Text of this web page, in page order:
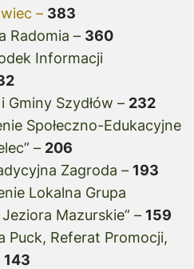
– 383
Radomia – 360
Informacji
Szydłów – 232
Społeczno-Edukacyjne
– 206
Zagroda – 193
Lokalna Grupa
Mazurskie” – 159
Puck, Referat Promocji,
143